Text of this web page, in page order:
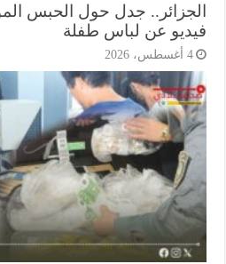
جدل حول الحبس المؤقت
عن لباس طفلة